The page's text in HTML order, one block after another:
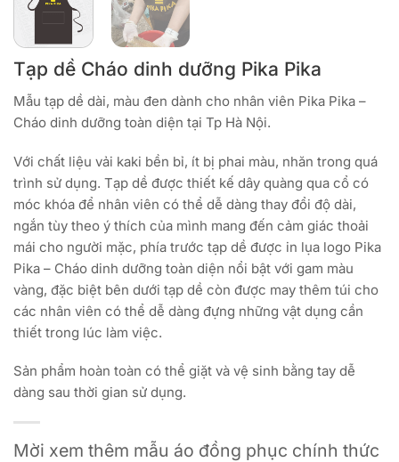
Tạp dề Cháo dinh dưỡng Pika Pika
Mẫu tạp dề dài, màu đen dành cho nhân viên Pika Pika –
Cháo dinh dưỡng toàn diện tại Tp Hà Nội.
Với chất liệu vải kaki bền bỉ, ít bị phai màu, nhăn trong quá
trình sử dụng. Tạp dề được thiết kế dây quàng qua cổ có
móc khóa để nhân viên có thể dễ dàng thay đổi độ dài,
ngắn tùy theo ý thích của mình mang đến cảm giác thoải
mái cho người mặc, phía trước tạp dề được in lụa logo Pika
Pika – Cháo dinh dưỡng toàn diện nổi bật với gam màu
vàng, đặc biệt bên dưới tạp dề còn được may thêm túi cho
các nhân viên có thể dễ dàng đựng những vật dụng cần
thiết trong lúc làm việc.
Sản phẩm hoàn toàn có thể giặt và vệ sinh bằng tay dễ
dàng sau thời gian sử dụng.
Mời xem thêm mẫu áo đồng phục chính thức